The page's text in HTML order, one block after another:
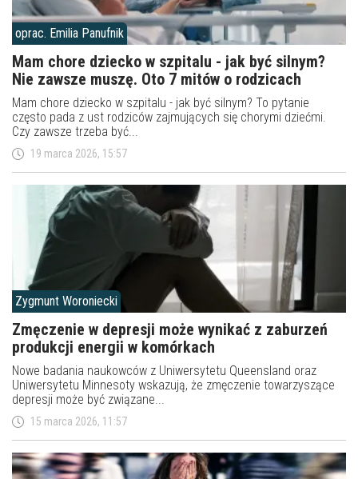
oprac. Emilia Panufnik
Mam chore dziecko w szpitalu - jak być silnym?
Nie zawsze muszę. Oto 7 mitów o rodzicach
Mam chore dziecko w szpitalu - jak być silnym? To pytanie
często pada z ust rodziców zajmujących się chorymi dziećmi.
Czy zawsze trzeba być...
19 marca 2026, 15:57
Zygmunt Woroniecki
Zmęczenie w depresji może wynikać z zaburzeń
produkcji energii w komórkach
Nowe badania naukowców z Uniwersytetu Queensland oraz
Uniwersytetu Minnesoty wskazują, że zmęczenie towarzyszące
depresji może być związane...
15 marca 2026, 11:57